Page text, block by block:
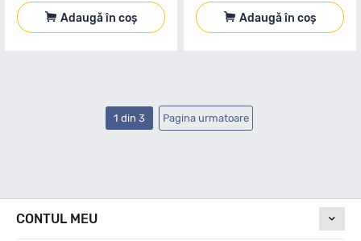
Adaugă în coș Adaugă în coș
1 din 3 Pagina urmatoare
CONTUL MEU